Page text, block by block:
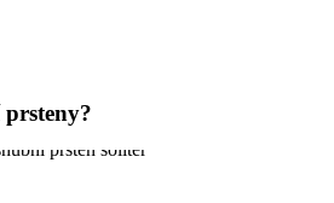
prsteny?